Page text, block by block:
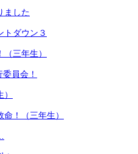
ました
トダウン３
三年生）
員会！
！（三年生）